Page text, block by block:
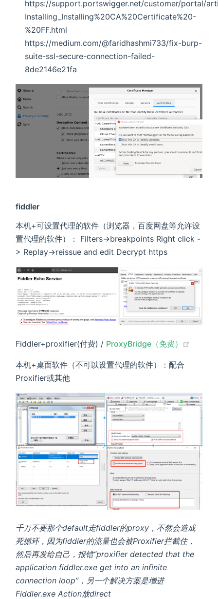
https://support.portswigger.net/customer/portal/
Installing_Installing%20CA%20Certificate%20-
%20FF.html
https://medium.com/@faridhashmi733/fix-burp-
suite-ssl-secure-connection-failed-
8de2146e21fa
fiddler
本机+可设置代理的软件（浏览器，百度网盘等允许设
置代理的软件）： Filters->breakpoints Right click -
> Replay->reissue and edit Decrypt https
Fiddler+proxifier(付费) / ProxyBridge（免费）
本机+桌面软件（不可以设置代理的软件）：配合
Proxifier或其他
千万不要那个default走fiddler的proxy，不然会造成
死循环，因为fiddler的流量也会被Proxifier拦截住，
然后再发给自己，报错“proxifier detected that the
application fiddler.exe get into an infinite
connection loop”，另一个解决方案是增进
Fiddler.exe Action放direct